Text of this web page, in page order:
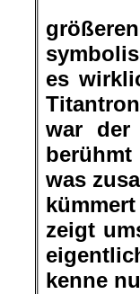
es
war der
was
zeigt
kenne